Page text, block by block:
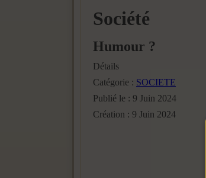
Société
Humour ?
Détails
Catégorie : SOCIETE
Publié le : 9 Juin 2024
Création : 9 Juin 2024